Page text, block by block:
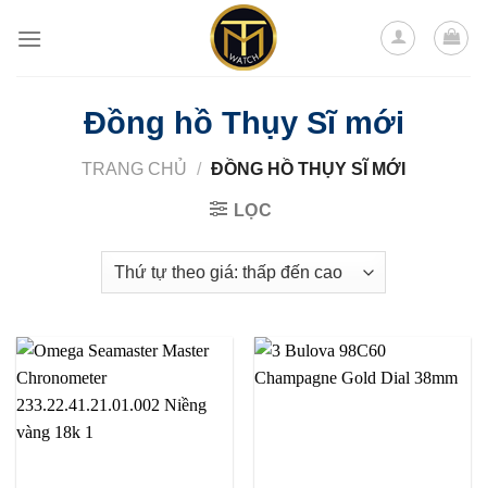
Đồng hồ Thụy Sĩ mới
TRANG CHỦ / ĐỒNG HỒ THỤY SĨ MỚI
LỌC